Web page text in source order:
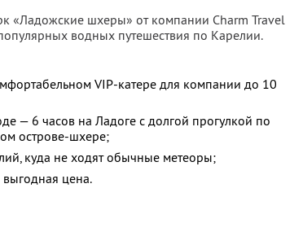
«Ладожские шхеры» от компании Charm Travel
водных путешествия по Карелии.
VIP-катере для компании до 10
— 6 часов на Ладоге с долгой прогулкой по
острове-шхере;
куда не ходят обычные метеоры;
цена.